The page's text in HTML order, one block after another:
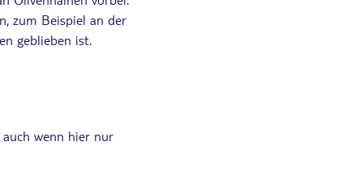
zum Beispiel an der
geblieben ist.
wenn hier nur